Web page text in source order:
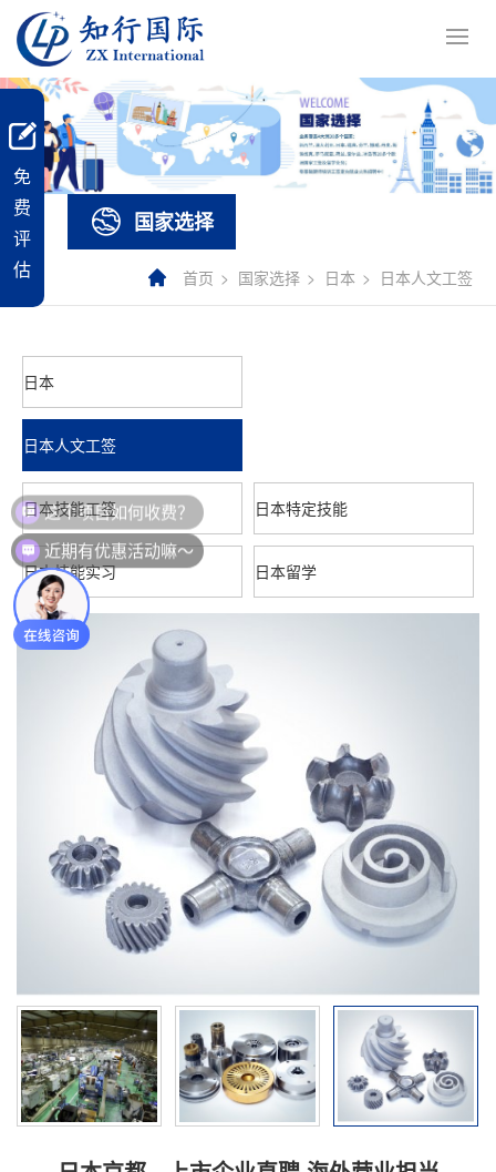
国家选择
首页 国家选择 日本 日本人文工签
日本
日本人文工签
日本技能工签 日本特定技能
日本技能实习 日本留学
免
费
评
估
近期有优惠活动嘛～